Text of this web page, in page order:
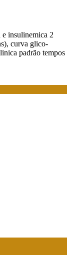
insulinemica 2
curva glico-
padrão tempos